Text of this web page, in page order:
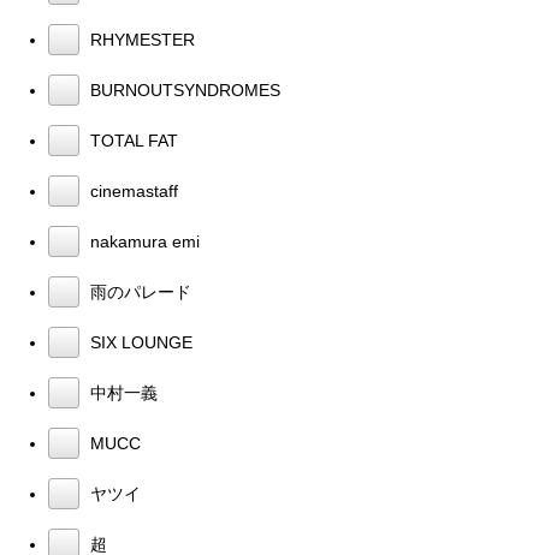
RHYMESTER
BURNOUTSYNDROMES
TOTAL FAT
cinemastaff
nakamura emi
雨のパレード
SIX LOUNGE
中村一義
MUCC
ヤツイ
超